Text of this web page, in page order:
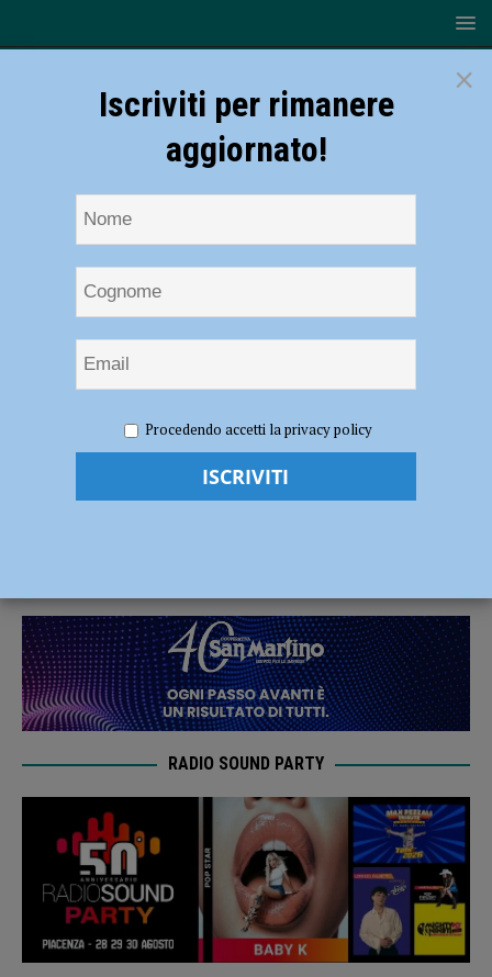
Una buona Bakery non basta, all’esordio passa Orzinuovi 77-68
Serie B – Una buona Bakery non basta,
RADIO SOUND PARTY
×
Iscriviti per rimanere
aggiornato!
Procedendo accetti la privacy policy